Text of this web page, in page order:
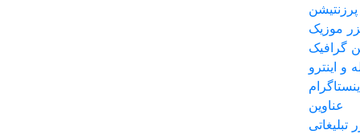
پرزنتیشن
موزیک
گرافیک
و اینترو
عناوین
تبلیغاتی